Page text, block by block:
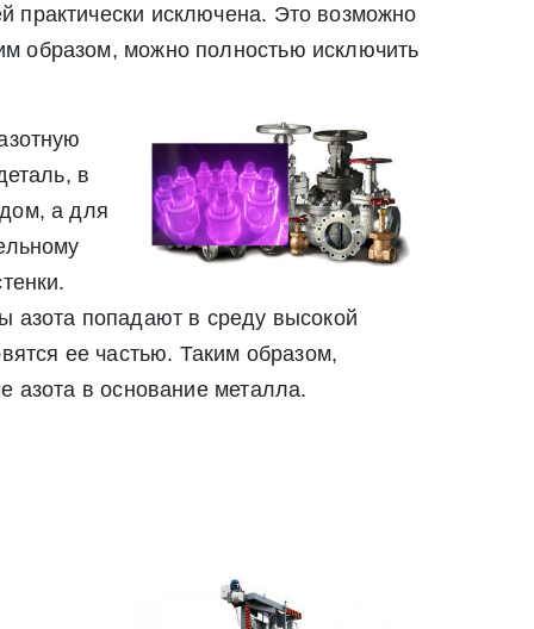
практически исключена. Это возможно
образом, можно полностью исключить
в
а для
азота попадают в среду высокой
ее частью. Таким образом,
азота в основание металла.
Закрыть